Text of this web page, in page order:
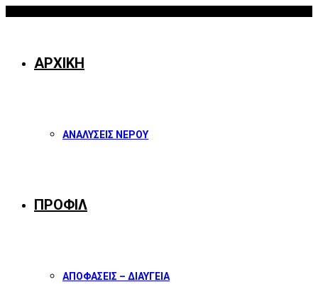
ΑΡΧΙΚΗ
ΑΝΑΛΥΣΕΙΣ ΝΕΡΟΥ
ΠΡΟΦΙΛ
ΑΠΟΦΑΣΕΙΣ – ΔΙΑΥΓΕΙΑ